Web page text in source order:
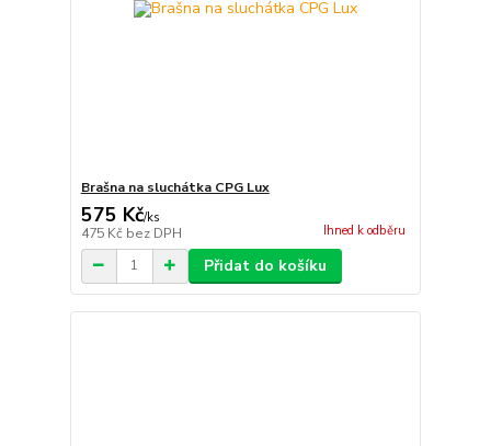
Brašna na sluchátka CPG Lux
575 Kč/ks
475 Kč bez DPH Ihned k odběru
Přidat do košíku